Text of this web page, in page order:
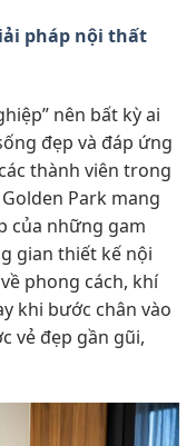
pháp nội thất
nên bất kỳ ai
đẹp và đáp ứng
thành viên trong
Park mang
của những gam
gian thiết kế nội
phong cách, khí
khi bước chân vào
vẻ đẹp gần gũi,